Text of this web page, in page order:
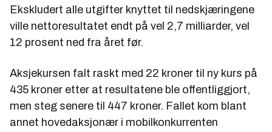
Ekskludert alle utgifter knyttet til nedskjæringene
ville nettoresultatet endt på vel 2,7 milliarder, vel
12 prosent ned fra året før.
Aksjekursen falt raskt med 22 kroner til ny kurs på
435 kroner etter at resultatene ble offentliggjort,
men steg senere til 447 kroner. Fallet kom blant
annet hovedaksjonær i mobilkonkurrenten